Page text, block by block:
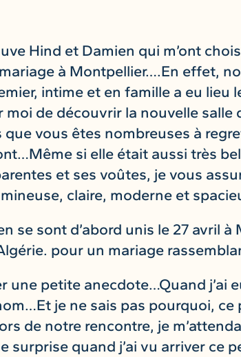
Hind et Damien qui m’ont
à Montpellier….En effet,
intime et en famille a eu lieu
moi de découvrir la nouvelle salle
vous êtes nombreuses à
si elle était aussi très
et ses voûtes, je vous
claire, moderne et
se sont d’abord unis le 27 avril
pour un mariage
une petite anecdote…Quand j’ai
je ne sais pas pourquoi,
de notre rencontre, je
surprise quand j’ai vu arriver ce